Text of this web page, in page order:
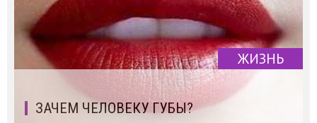
ЖИЗНЬ
ЗАЧЕМ ЧЕЛОВЕКУ ГУБЫ?